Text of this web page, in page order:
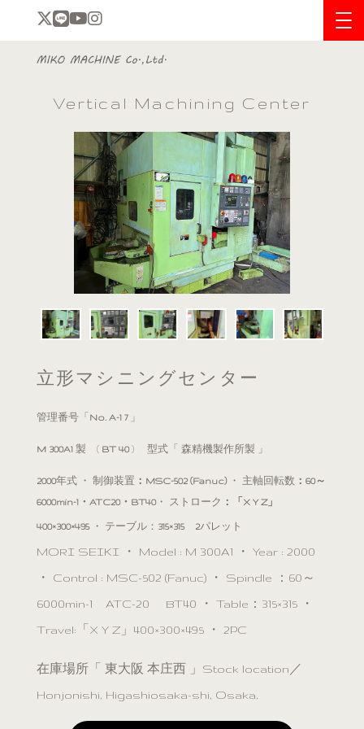
Vertical Machining Center
立形マシニングセンター
管理番号「 No. A-1 7 」
M 300A1製 ( BT 40) 型式「 森精機製作所製 」
2000年式 ・ 制御装置 ：MSC-502 (Fanuc)・ 主軸回転数 ：60～
6000min-1・ATC20・BT40・ ストローク ：「X Y Z」
400×300×495・ テーブル： 315×315 2パレット
MORI SEIKI ・ Model : M 300A1 ・ Year : 2000
・ Control : MSC-502 (Fanuc) ・ Spindle ：60～
6000min-1 ATC-20 BT40 ・ Table：315×315 ・
Travel:「X Y Z」400×300×495 ・ 2PC
在庫場所「 東大阪 本庄西 」Stock location／
Honjonishi, Higashiosaka-shi, Osaka,